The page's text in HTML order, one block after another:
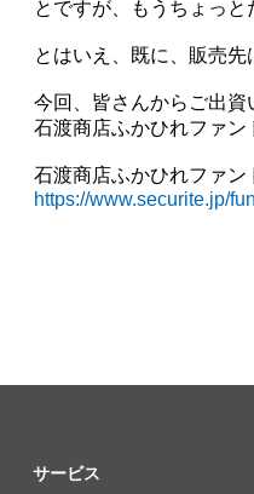
とですが、もうちょっと
とはいえ、既に、販売先
今回、皆さんからご出資
石渡商店ふかひれファン
石渡商店ふかひれファン
https://www.securite.jp/
サービス